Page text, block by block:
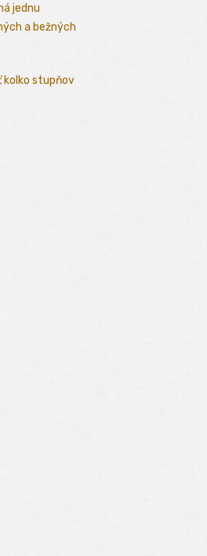
jednu
a bežných
kolko stupňov